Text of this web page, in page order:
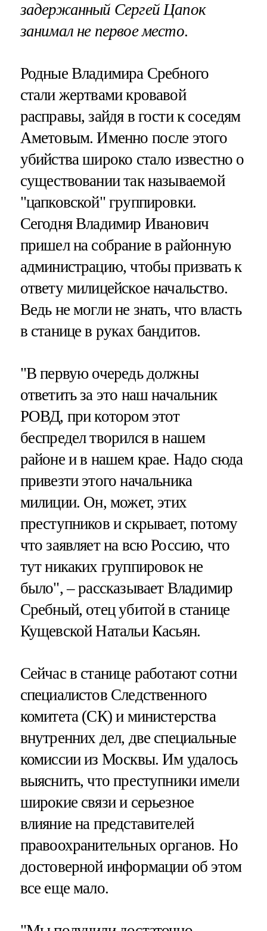
задержанный Сергей Цапок
занимал не первое место.
Родные Владимира Сребного
стали жертвами кровавой
расправы, зайдя в гости к соседям
Аметовым. Именно после этого
убийства широко стало известно о
существовании так называемой
"цапковской" группировки.
Сегодня Владимир Иванович
пришел на собрание в районную
администрацию, чтобы призвать к
ответу милицейское начальство.
Ведь не могли не знать, что власть
в станице в руках бандитов.
"В первую очередь должны
ответить за это наш начальник
РОВД, при котором этот
беспредел творился в нашем
районе и в нашем крае. Надо сюда
привезти этого начальника
милиции. Он, может, этих
преступников и скрывает, потому
что заявляет на всю Россию, что
тут никаких группировок не
было", – рассказывает Владимир
Сребный, отец убитой в станице
Кущевской Натальи Касьян.
Сейчас в станице работают сотни
специалистов Следственного
комитета (СК) и министерства
внутренних дел, две специальные
комиссии из Москвы. Им удалось
выяснить, что преступники имели
широкие связи и серьезное
влияние на представителей
правоохранительных органов. Но
достоверной информации об этом
все еще мало.